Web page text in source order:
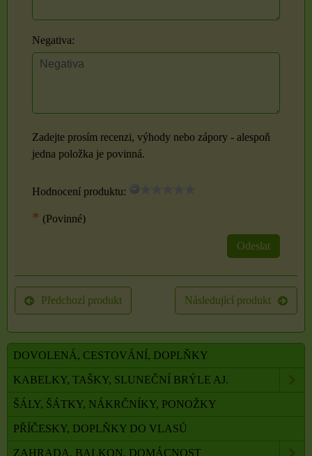
Negativa:
Zadejte prosím recenzi, výhody nebo zápory - alespoň
jedna položka je povinná.
Hodnocení produktu:
* (Povinné)
Odeslat
Předchozí produkt Následující produkt
DOVOLENÁ, CESTOVÁNÍ, DOPLŇKY
KABELKY, TAŠKY, SLUNEČNÍ BRÝLE AJ.
ŠÁLY, ŠÁTKY, NÁKRČNÍKY, PONOŽKY
PŘÍČESKY, DOPLŇKY DO VLASŮ
ZAHRADA, BALKON, DOMÁCNOST